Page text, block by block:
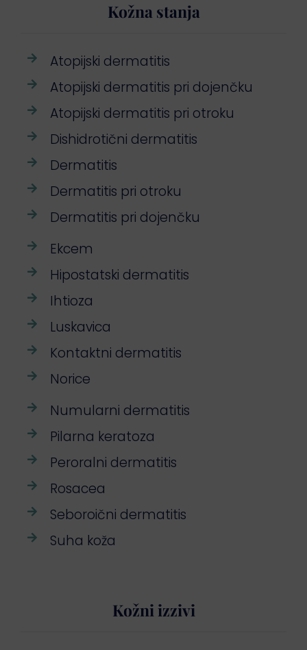
Kožna stanja
Atopijski dermatitis
Atopijski dermatitis pri dojenčku
Atopijski dermatitis pri otroku
Dishidrotični dermatitis
Dermatitis
Dermatitis pri otroku
Dermatitis pri dojenčku
Ekcem
Hipostatski dermatitis
Ihtioza
Luskavica
Kontaktni dermatitis
Norice
Numularni dermatitis
Pilarna keratoza
Peroralni dermatitis
Rosacea
Seboroični dermatitis
Suha koža
Kožni izzivi